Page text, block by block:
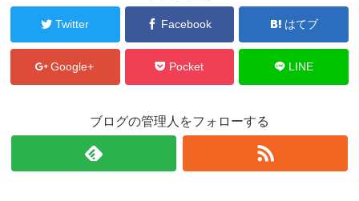
Twitter Facebook はてブ
Google+ Pocket LINE
ブログの管理人をフォローする